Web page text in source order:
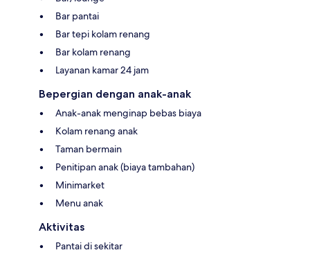
Bar pantai
Bar tepi kolam renang
Bar kolam renang
Layanan kamar 24 jam
Bepergian dengan anak-anak
Anak-anak menginap bebas biaya
Kolam renang anak
Taman bermain
Penitipan anak (biaya tambahan)
Minimarket
Menu anak
Aktivitas
Pantai di sekitar